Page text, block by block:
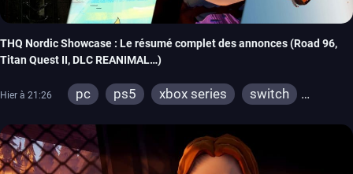
THQ Nordic Showcase : Le résumé complet des annonces (Road 96,
Titan Quest II, DLC REANIMAL…)
Hier à 21:26 pc ps5 xbox series
switch